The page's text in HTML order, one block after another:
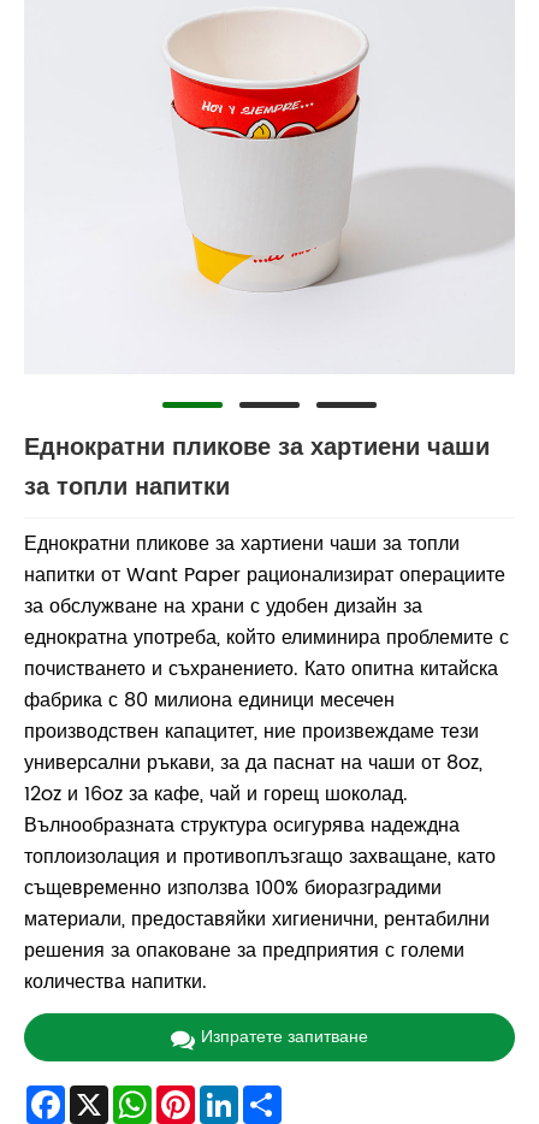
Еднократни пликове за хартиени чаши
за топли напитки
Еднократни пликове за хартиени чаши за топли
напитки от Want Paper рационализират операциите
за обслужване на храни с удобен дизайн за
еднократна употреба, който елиминира проблемите с
почистването и съхранението. Като опитна китайска
фабрика с 80 милиона единици месечен
производствен капацитет, ние произвеждаме тези
универсални ръкави, за да паснат на чаши от 8oz,
12oz и 16oz за кафе, чай и горещ шоколад.
Вълнообразната структура осигурява надеждна
топлоизолация и противоплъзгащо захващане, като
същевременно използва 100% биоразградими
материали, предоставяйки хигиенични, рентабилни
решения за опаковане за предприятия с големи
количества напитки.
Изпратете запитване
Facebook
X WhatsApp
Pinterest
LinkedIn